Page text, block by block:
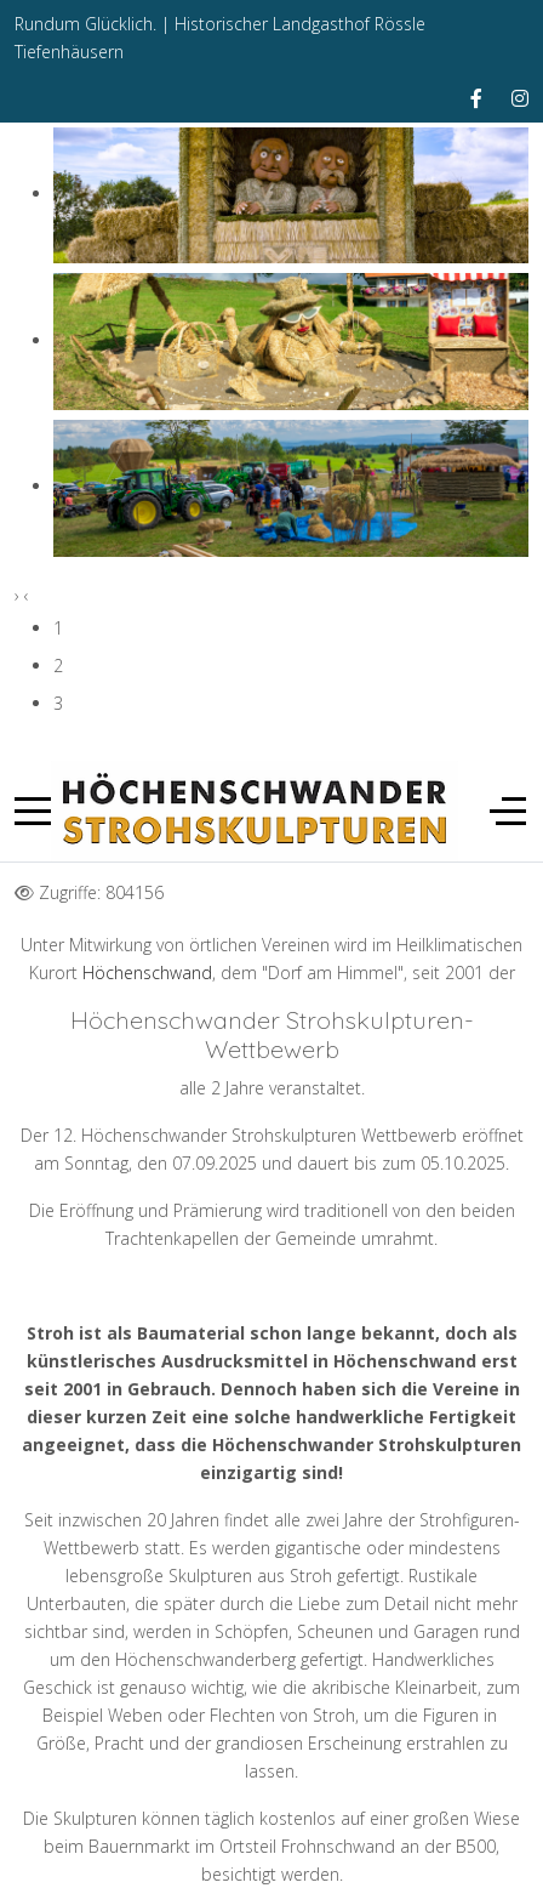
Rundum Glücklich. | Historischer Landgasthof Rössle
Tiefenhäusern
› ‹
1
2
3
Zugriffe: 804156
Unter Mitwirkung von örtlichen Vereinen wird im Heilklimatischen
Kurort Höchenschwand, dem "Dorf am Himmel", seit 2001 der
Höchenschwander Strohskulpturen-
Wettbewerb
alle 2 Jahre veranstaltet.
Der 12. Höchenschwander Strohskulpturen Wettbewerb eröffnet
am Sonntag, den 07.09.2025 und dauert bis zum 05.10.2025.
Die Eröffnung und Prämierung wird traditionell von den beiden
Trachtenkapellen der Gemeinde umrahmt.
Stroh ist als Baumaterial schon lange bekannt, doch als
künstlerisches Ausdrucksmittel in Höchenschwand erst
seit 2001 in Gebrauch. Dennoch haben sich die Vereine in
dieser kurzen Zeit eine solche handwerkliche Fertigkeit
angeeignet, dass die Höchenschwander Strohskulpturen
einzigartig sind!
Seit inzwischen 20 Jahren findet alle zwei Jahre der Strohfiguren-
Wettbewerb statt. Es werden gigantische oder mindestens
lebensgroße Skulpturen aus Stroh gefertigt. Rustikale
Unterbauten, die später durch die Liebe zum Detail nicht mehr
sichtbar sind, werden in Schöpfen, Scheunen und Garagen rund
um den Höchenschwanderberg gefertigt. Handwerkliches
Geschick ist genauso wichtig, wie die akribische Kleinarbeit, zum
Beispiel Weben oder Flechten von Stroh, um die Figuren in
Größe, Pracht und der grandiosen Erscheinung erstrahlen zu
lassen.
Die Skulpturen können täglich kostenlos auf einer großen Wiese
beim Bauernmarkt im Ortsteil Frohnschwand an der B500,
besichtigt werden.